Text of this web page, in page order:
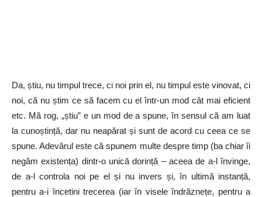
Da, știu, nu timpul trece, ci noi prin el, nu timpul este vinovat, ci
noi, că nu știm ce să facem cu el într-un mod cât mai eficient
etc. Mă rog, „știu” e un mod de a spune, în sensul că am luat
la cunoștință, dar nu neapărat și sunt de acord cu ceea ce se
spune. Adevărul este că spunem multe despre timp (ba chiar îi
negăm existența) dintr-o unică dorință – aceea de a-l învinge,
de a-l controla noi pe el și nu invers și, în ultimă instanță,
pentru a-i încetini trecerea (iar în visele îndrăznețe, pentru a